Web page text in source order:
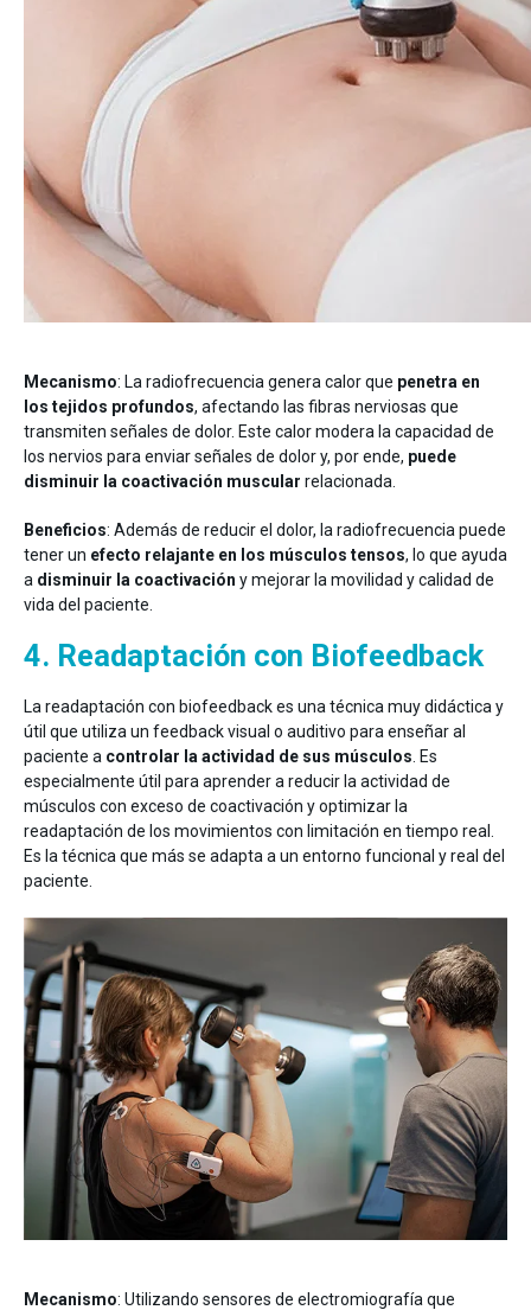
Mecanismo: La radiofrecuencia genera calor que penetra en
los tejidos profundos, afectando las fibras nerviosas que
transmiten señales de dolor. Este calor modera la capacidad de
los nervios para enviar señales de dolor y, por ende, puede
disminuir la coactivación muscular relacionada.
Beneficios: Además de reducir el dolor, la radiofrecuencia puede
tener un efecto relajante en los músculos tensos, lo que ayuda
a disminuir la coactivación y mejorar la movilidad y calidad de
vida del paciente.
4. Readaptación con Biofeedback
La readaptación con biofeedback es una técnica muy didáctica y
útil que utiliza un feedback visual o auditivo para enseñar al
paciente a controlar la actividad de sus músculos. Es
especialmente útil para aprender a reducir la actividad de
músculos con exceso de coactivación y optimizar la
readaptación de los movimientos con limitación en tiempo real.
Es la técnica que más se adapta a un entorno funcional y real del
paciente.
Mecanismo: Utilizando sensores de electromiografía que